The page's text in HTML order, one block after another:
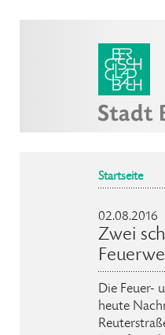
Startseite
02.08.2016
Zwei
Die Feuer-
heute